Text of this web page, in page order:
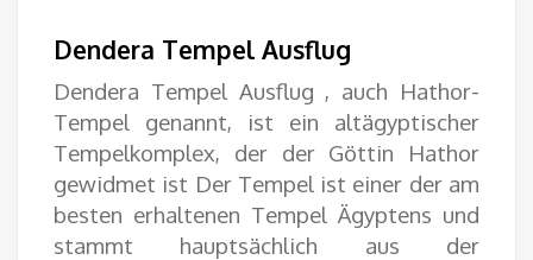
Dendera Tempel Ausflug
Dendera Tempel Ausflug , auch Hathor-
Tempel genannt, ist ein altägyptischer
Tempelkomplex, der der Göttin Hathor
gewidmet ist Der Tempel ist einer der am
besten erhaltenen Tempel Ägyptens und
stammt hauptsächlich aus der